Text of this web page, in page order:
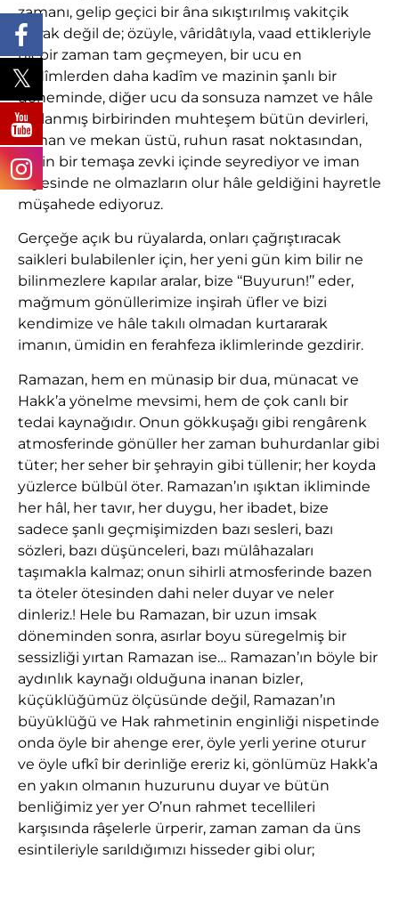
zamanı, gelip geçici bir âna sıkıştırılmış vakitçik
olarak değil de; özüyle, vâridâtıyla, vaad ettikleriyle
hiçbir zaman tam geçmeyen, bir ucu en
kadîmlerden daha kadîm ve mazinin şanlı bir
döneminde, diğer ucu da sonsuza namzet ve hâle
yaslanmış birbirinden muhteşem bütün devirleri,
zaman ve mekan üstü, ruhun rasat noktasından,
derin bir temaşa zevki içinde seyrediyor ve iman
sayesinde ne olmazların olur hâle geldiğini hayretle
müşahede ediyoruz.
Gerçeğe açık bu rüyalarda, onları çağrıştıracak
saikleri bulabilenler için, her yeni gün kim bilir ne
bilinmezlere kapılar aralar, bize ‘‘Buyurun!’’ eder,
mağmum gönüllerimize inşirah üfler ve bizi
kendimize ve hâle takılı olmadan kurtararak
imanın, ümidin en ferahfeza iklimlerinde gezdirir.
Ramazan, hem en münasip bir dua, münacat ve
Hakk’a yönelme mevsimi, hem de çok canlı bir
tedai kaynağıdır. Onun gökkuşağı gibi rengârenk
atmosferinde gönüller her zaman buhurdanlar gibi
tüter; her seher bir şehrayin gibi tüllenir; her koyda
yüzlerce bülbül öter. Ramazan’ın ışıktan ikliminde
her hâl, her tavır, her duygu, her ibadet, bize
sadece şanlı geçmişimizden bazı sesleri, bazı
sözleri, bazı düşünceleri, bazı mülâhazaları
taşımakla kalmaz; onun sihirli atmosferinde bazen
ta öteler ötesinden dahi neler duyar ve neler
dinleriz.! Hele bu Ramazan, bir uzun imsak
döneminden sonra, asırlar boyu süregelmiş bir
sessizliği yırtan Ramazan ise… Ramazan’ın böyle bir
aydınlık kaynağı olduğuna inanan bizler,
küçüklüğümüz ölçüsünde değil, Ramazan’ın
büyüklüğü ve Hak rahmetinin enginliği nispetinde
onda öyle bir ahenge erer, öyle yerli yerine oturur
ve öyle ufkî bir derinliğe ereriz ki, gönlümüz Hakk’a
en yakın olmanın huzurunu duyar ve bütün
benliğimiz yer yer O’nun rahmet tecellileri
karşısında râşelerle ürperir, zaman zaman da üns
esintileriyle sarıldığımızı hisseder gibi olur;